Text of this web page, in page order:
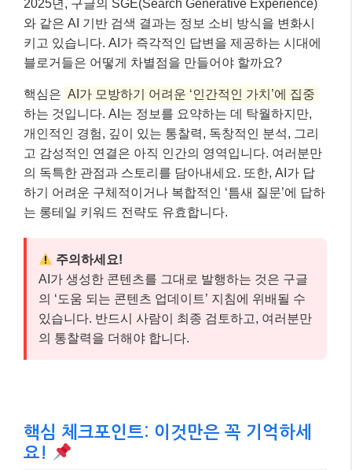
2025년, 구글의 SGE(Search Generative Experience)
와 같은 AI 기반 검색 결과는 정보 소비 방식을 변화시
키고 있습니다. AI가 즉각적인 답변을 제공하는 시대에
블로거들은 어떻게 차별점을 만들어야 할까요?
핵심은 AI가 모방하기 어려운 ‘인간적인 가치’에 집중
하는 것입니다. AI는 정보를 요약하는 데 탁월하지만,
개인적인 경험, 깊이 있는 통찰력, 독창적인 분석, 그리
고 감성적인 연결은 아직 인간의 영역입니다. 여러분만
의 독특한 관점과 스토리를 담아내세요. 또한, AI가 답
하기 어려운 구체적이거나 복합적인 ‘틈새 질문’에 답하
는 롱테일 키워드 전략도 유효합니다.
주의하세요!
AI가 생성한 콘텐츠를 그대로 발행하는 것은 구글
의 ‘도움 되는 콘텐츠 업데이트’ 지침에 위배될 수
있습니다. 반드시 사람이 최종 검토하고, 여러분만
의 통찰력을 더해야 합니다.
핵심 체크포인트: 이것만은 꼭 기억하세
요!